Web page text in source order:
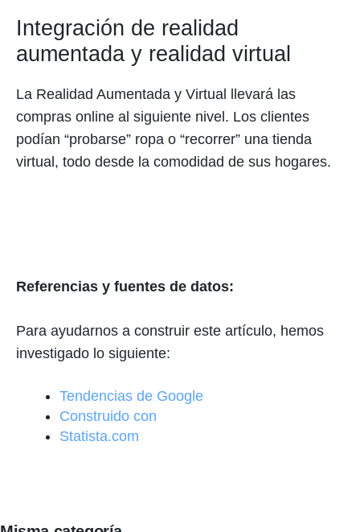
Integración de realidad
aumentada y realidad virtual
La Realidad Aumentada y Virtual llevará las
compras online al siguiente nivel. Los clientes
podían “probarse” ropa o “recorrer” una tienda
virtual, todo desde la comodidad de sus hogares.
Referencias y fuentes de datos:
Para ayudarnos a construir este artículo, hemos
investigado lo siguiente:
Tendencias de Google
Construido con
Statista.com